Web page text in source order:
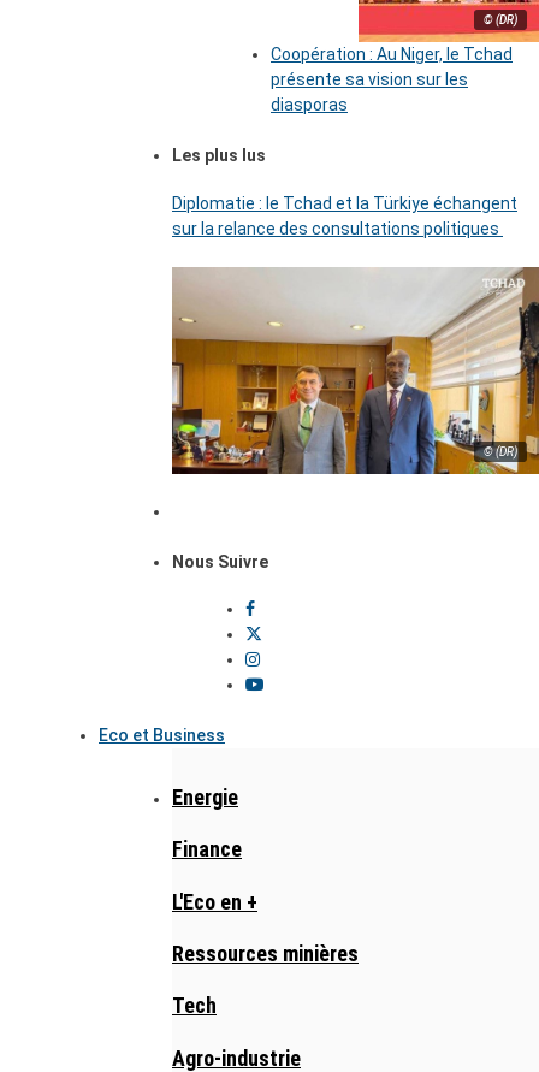
© (DR)
Coopération : Au Niger, le Tchad
présente sa vision sur les
diasporas
Les plus lus
Diplomatie : le Tchad et la Türkiye échangent
sur la relance des consultations politiques
© (DR)
Nous Suivre
Eco et Business
Energie
Finance
L'Eco en +
Ressources minières
Tech
Agro-industrie